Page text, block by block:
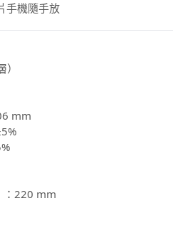
手機隨手放
mm
：220 mm